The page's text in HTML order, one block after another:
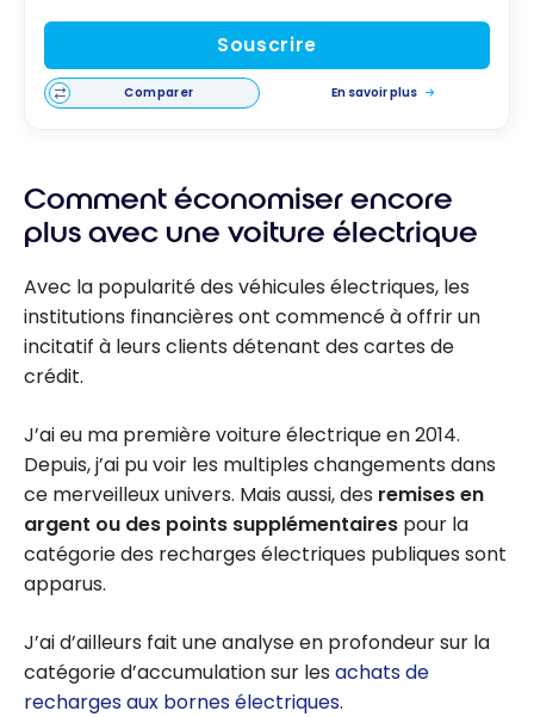
Souscrire
Comparer En savoir plus
Comment économiser encore
plus avec une voiture électrique
Avec la popularité des véhicules électriques, les
institutions financières ont commencé à offrir un
incitatif à leurs clients détenant des cartes de
crédit.
J’ai eu ma première voiture électrique en 2014.
Depuis, j’ai pu voir les multiples changements dans
ce merveilleux univers. Mais aussi, des remises en
argent ou des points supplémentaires pour la
catégorie des recharges électriques publiques sont
apparus.
J’ai d’ailleurs fait une analyse en profondeur sur la
catégorie d’accumulation sur les achats de
recharges aux bornes électriques.